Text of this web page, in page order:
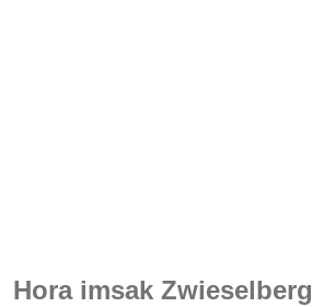
Hora imsak Zwieselberg